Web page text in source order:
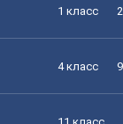
1 класс
4 класс